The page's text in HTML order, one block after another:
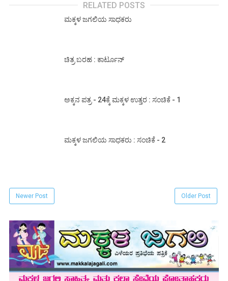
RELATED POSTS
ಮಕ್ಕಳ ಜಗಲಿಯ ಸಾಧಕರು
ಚಿತ್ರ ಬರಹ : ಕಾರ್ಟೂನ್
ಅಕ್ಕನ ಪತ್ರ - 24ಕ್ಕೆ ಮಕ್ಕಳ ಉತ್ತರ : ಸಂಚಿಕೆ - 1
ಮಕ್ಕಳ ಜಗಲಿಯ ಸಾಧಕರು : ಸಂಚಿಕೆ - 2
Newer Post Older Post